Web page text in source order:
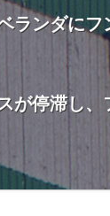
ランダに
が停滞し